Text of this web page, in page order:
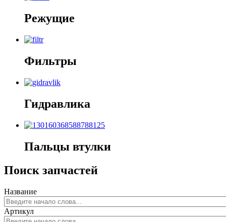
Режущие
Фильтры
Гидравлика
Пальцы втулки
Поиск запчастей
Название
Артикул